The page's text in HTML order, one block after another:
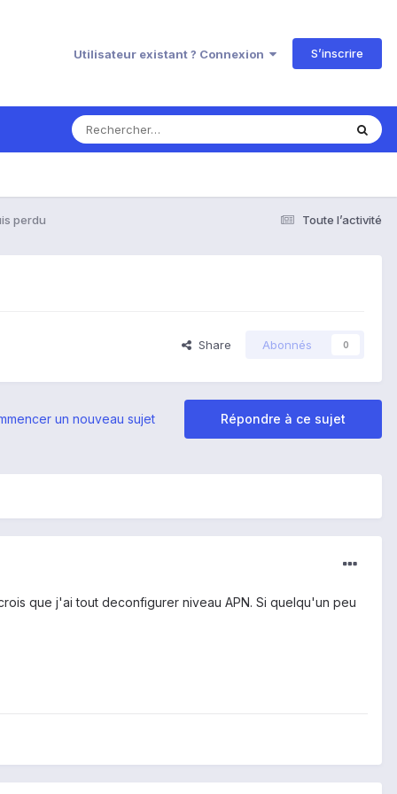
Utilisateur existant ? Connexion S’inscrire
Toute l’activité
perdu
Share Abonnés 0
Répondre à ce sujet
un nouveau sujet
que j'ai tout deconfigurer niveau APN. Si quelqu'un peu